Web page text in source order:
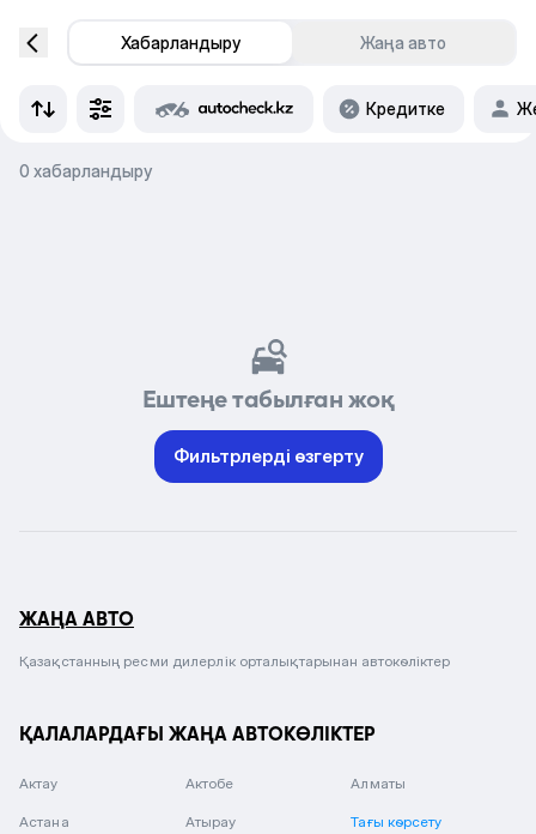
Хабарландыру Жаңа авто
Кредитке
0 хабарландыру
Ештеңе табылған жоқ
Фильтрлерді өзгерту
ЖАҢА АВТО
Қазақстанның ресми дилерлік орталықтарынан автокөліктер
ҚАЛАЛАРДАҒЫ ЖАҢА АВТОКӨЛІКТЕР
Актау Актобе Алматы
Астана Атырау Тағы көрсету